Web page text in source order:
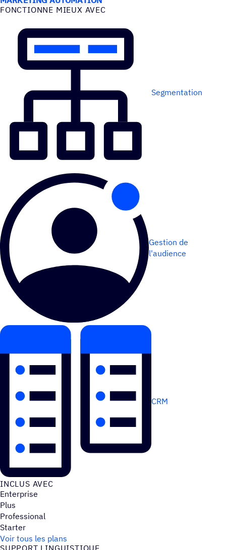
FONC­TIONNE MIEUX AVEC
Segmentation
Gestion de
l'audience
CRM
INCLUS AVEC
Enterprise
Plus
Professional
Starter
Voir tous les plans
SUPPORT LINGUIS­TIQUE